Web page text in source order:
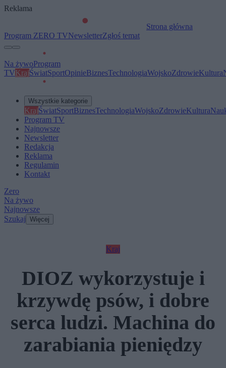
Reklama
Strona główna
Program ZERO TVNewsletterZgłoś temat
Na żywoProgram
TVKrajŚwiatSportOpinieBiznesTechnologiaWojskoZdrowieKultura
Wszystkie kategorie
KrajŚwiatSportBiznesTechnologiaWojskoZdrowieKultura
Program TV
Najnowsze
Newsletter
Redakcja
Reklama
Regulamin
Kontakt
Zero
Na żywo
Najnowsze
Szukaj Więcej
Kraj
DIOZ wykorzystuje i
krzywdę psów, i dobre
serca ludzi. Machina do
zarabiania pieniędzy